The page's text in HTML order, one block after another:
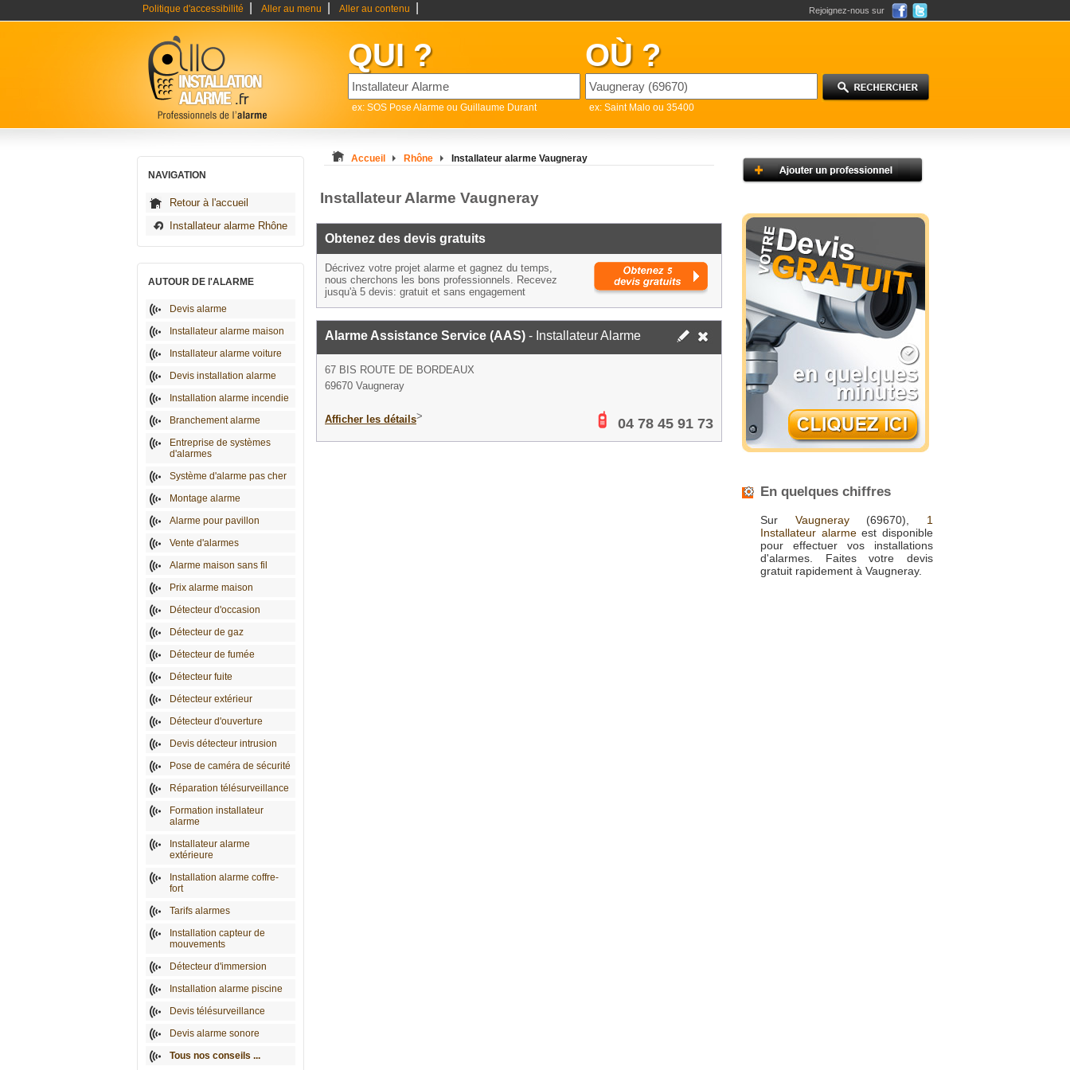
Politique d'accessibilité Aller au menu Aller au contenu Rejoignez-nous sur
QUI ?
ex: SOS Pose Alarme ou Guillaume Durant
OÙ ?
ex: Saint Malo ou 35400
NAVIGATION
Retour à l'accueil
Installateur alarme Rhône
AUTOUR DE l'ALARME
Devis alarme
Installateur alarme maison
Installateur alarme voiture
Devis installation alarme
Installation alarme incendie
Branchement alarme
Entreprise de systèmes
d'alarmes
Système d'alarme pas cher
Montage alarme
Alarme pour pavillon
Vente d'alarmes
Alarme maison sans fil
Prix alarme maison
Détecteur d'occasion
Détecteur de gaz
Détecteur de fumée
Détecteur fuite
Détecteur extérieur
Détecteur d'ouverture
Devis détecteur intrusion
Pose de caméra de sécurité
Réparation télésurveillance
Formation installateur
alarme
Installateur alarme
extérieure
Installation alarme coffre-
fort
Tarifs alarmes
Installation capteur de
mouvements
Détecteur d'immersion
Installation alarme piscine
Devis télésurveillance
Devis alarme sonore
Tous nos conseils ...
Accueil Rhône Installateur alarme Vaugneray
Installateur Alarme Vaugneray
Obtenez des devis gratuits
Décrivez votre projet alarme et gagnez du temps,
nous cherchons les bons professionnels. Recevez
jusqu'à 5 devis: gratuit et sans engagement
Alarme Assistance Service (AAS) - Installateur Alarme
67 BIS ROUTE DE BORDEAUX
69670 Vaugneray
Afficher les détails 04 78 45 91 73
>
En quelques chiffres
Sur Vaugneray(69670), 1
Installateur alarmeest disponible
pour effectuer vos installations
d'alarmes. Faites votre devis
gratuit rapidement à Vaugneray.